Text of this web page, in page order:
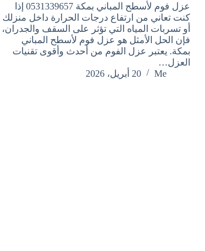
عزل فوم لأسطح المباني بمكة 0531339657 إذا
كنت تعاني من ارتفاع درجات الحرارة داخل منزلك
أو تسربات المياه التي تؤثر على السقف والجدران،
فإن الحل الأمثل هو عزل فوم لأسطح المباني
بمكة. يعتبر عزل الفوم من أحدث وأقوى تقنيات
العزل…
Me
20 أبريل، 2026